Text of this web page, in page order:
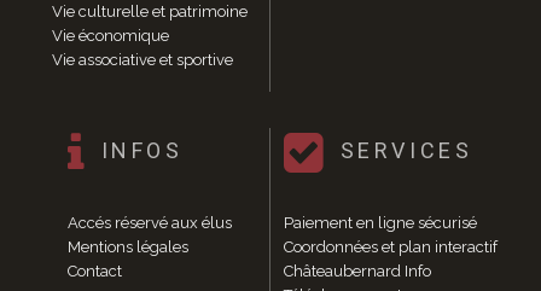
Jardins familiaux
La Récré du Jeudi
Résidence sénior
Aménagements en accessibilité
Vie pratique
Sécurité publique
Marchés
Vie culturelle et patrimoine
Vie économique
Vie associative et sportive
INFOS
Accés réservé aux élus
Mentions légales
Contact
SERVICES
Paiement en ligne sécurisé
Coordonnées et plan interactif
Châteaubernard Info